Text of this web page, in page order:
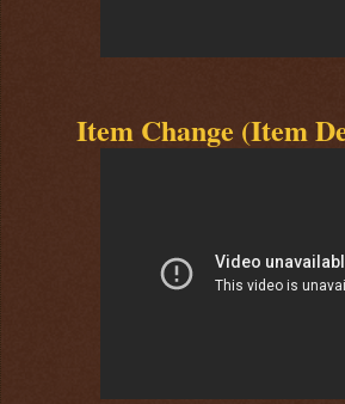
Item Change (Item